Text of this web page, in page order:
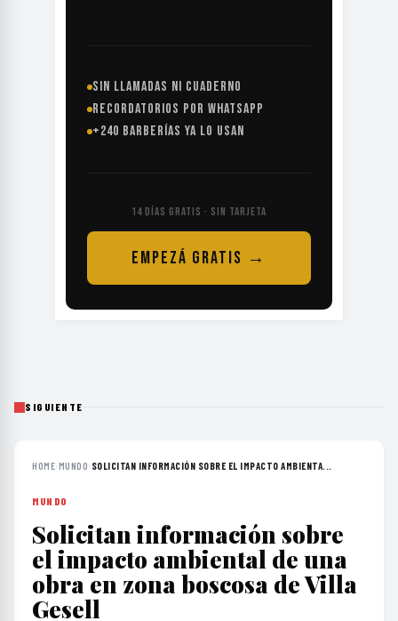
SIN LLAMADAS NI CUADERNO
RECORDATORIOS POR WHATSAPP
+240 BARBERÍAS YA LO USAN
14 DÍAS GRATIS · SIN TARJETA
EMPEZÁ GRATIS →
SIGUIENTE
HOME›MUNDO› SOLICITAN INFORMACIÓN SOBRE EL IMPACTO AMBIENTA...
MUNDO
Solicitan información sobre
el impacto ambiental de una
obra en zona boscosa de Villa
Gesell